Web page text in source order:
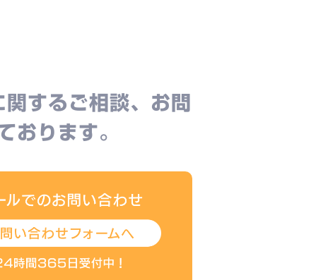
するご相談、お問
おります。